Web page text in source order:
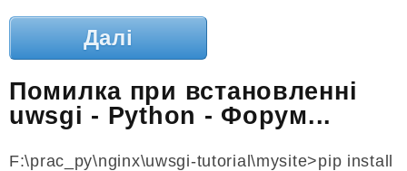
Далі
Помилка при встановленні
uwsgi - Python - Форум...
F:\prac_py\nginx\uwsgi-tutorial\mysite>pip install